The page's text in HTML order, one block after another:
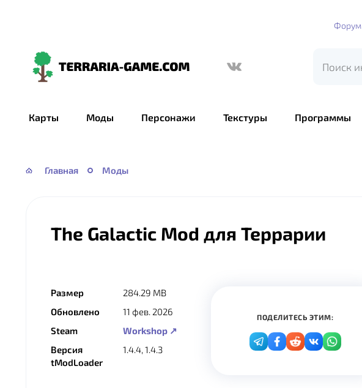
Форум
Terraria-
Карты Моды Персонажи Текстуры Программы
Главная Моды
The Galactic Mod для Террарии
Размер
284.29 MB
Обновлено
11 фев. 2026
Steam
Workshop ↗
Версия
tModLoader
1.4.4, 1.4.3
ПОДЕЛИТЕСЬ ЭТИМ: